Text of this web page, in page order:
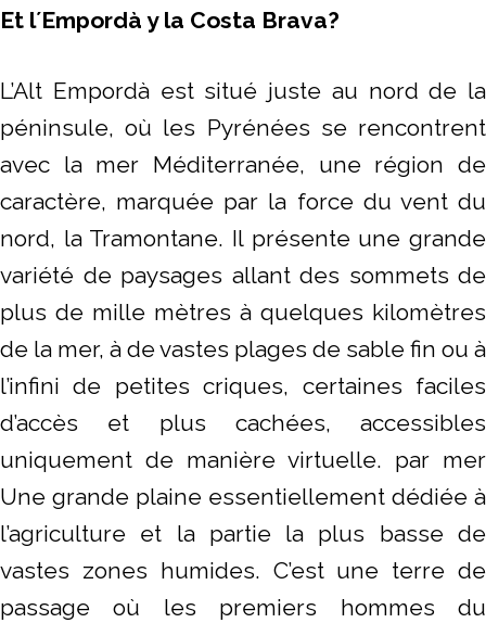
Et l´Empordà y la Costa Brava?
L’Alt Empordà est situé juste au nord de la
péninsule, où les Pyrénées se rencontrent
avec la mer Méditerranée, une région de
caractère, marquée par la force du vent du
nord, la Tramontane. Il présente une grande
variété de paysages allant des sommets de
plus de mille mètres à quelques kilomètres
de la mer, à de vastes plages de sable fin ou à
l’infini de petites criques, certaines faciles
d’accès et plus cachées, accessibles
uniquement de manière virtuelle. par mer
Une grande plaine essentiellement dédiée à
l’agriculture et la partie la plus basse de
vastes zones humides. C’est une terre de
passage où les premiers hommes du